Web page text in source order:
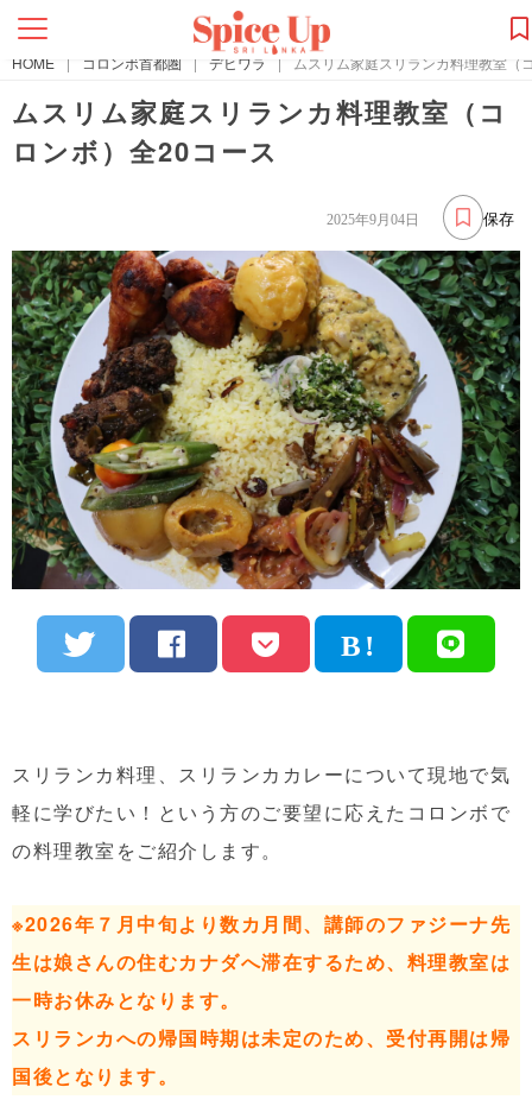
HOME | コロンボ首都圏 | デヒワラ | ムスリム家庭スリランカ料理教室（
ムスリム家庭スリランカ料理教室（コ
ロンボ）全20コース
保存
2025年9月04日
スリランカ料理、スリランカカレーについて現地で気
軽に学びたい！という方のご要望に応えたコロンボで
の料理教室をご紹介します。
※2026年７月中旬より数カ月間、講師のファジーナ先
生は娘さんの住むカナダへ滞在するため、料理教室は
一時お休みとなります。
スリランカへの帰国時期は未定のため、受付再開は帰
国後となります。